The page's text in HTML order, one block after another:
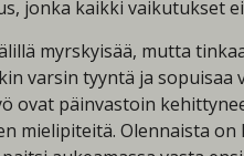
jonka kaikki vaikutukset
myrskyisää, mutta
varsin tyyntä ja
ovat päinvastoin
mielipiteitä. Olennaista